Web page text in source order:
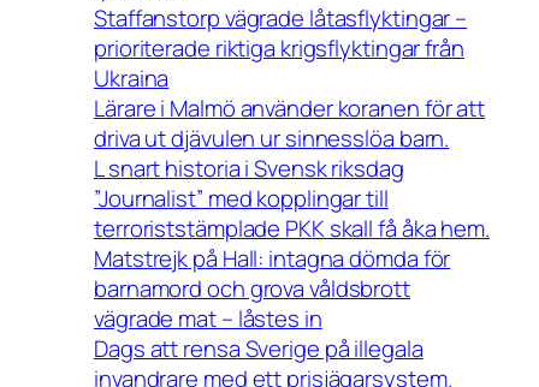
Staffanstorp vägrade låtasflyktingar –
prioriterade riktiga krigsflyktingar från
Ukraina
Lärare i Malmö använder koranen för att
driva ut djävulen ur sinnesslöa barn.
L snart historia i Svensk riksdag
”Journalist” med kopplingar till
terroriststämplade PKK skall få åka hem.
Matstrejk på Hall: intagna dömda för
barnamord och grova våldsbrott
vägrade mat – låstes in
Dags att rensa Sverige på illegala
invandrare med ett prisjägarsystem.